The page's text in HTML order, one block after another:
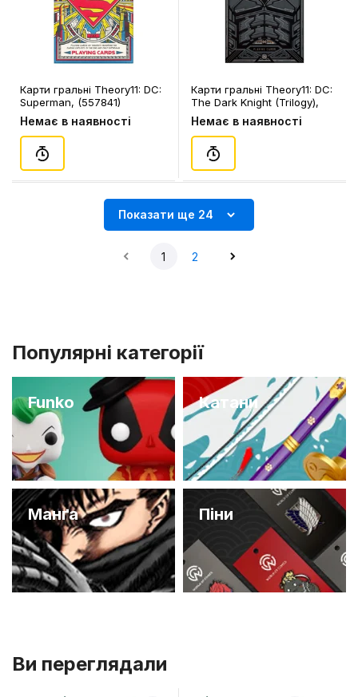
Карти гральні Theory11: DC:
Superman, (557841)
Немає в наявності
Карти гральні Theory11: DC:
The Dark Knight (Trilogy),
(557537)
Немає в наявності
Показати ще 24
1 2
Популярні категорії
Funko Катани
Манґа Піни
Ви переглядали